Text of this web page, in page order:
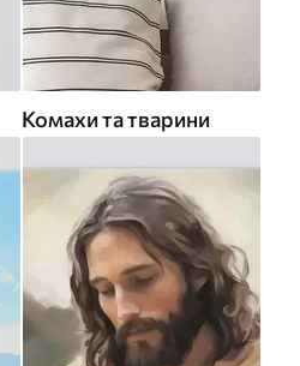
Комахи та тварини